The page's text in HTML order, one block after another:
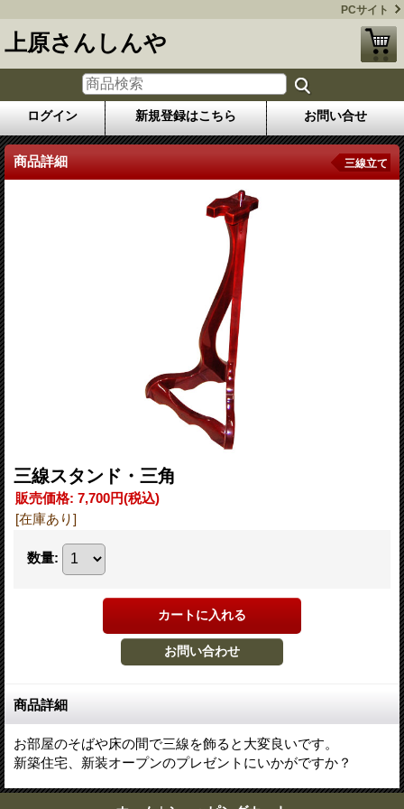
PCサイト
上原さんしんや
ログイン 新規登録はこちら お問い合せ
商品詳細 三線立て
三線スタンド・三角
販売価格: 7,700円(税込)
[在庫あり]
数量:
商品詳細
お部屋のそばや床の間で三線を飾ると大変良いです。
新築住宅、新装オープンのプレゼントにいかがですか？